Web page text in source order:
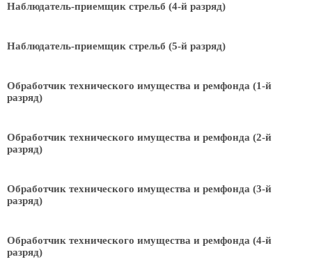
Наблюдатель-приемщик стрельб (4-й разряд)
Наблюдатель-приемщик стрельб (5-й разряд)
Обработчик технического имущества и ремфонда (1-й
разряд)
Обработчик технического имущества и ремфонда (2-й
разряд)
Обработчик технического имущества и ремфонда (3-й
разряд)
Обработчик технического имущества и ремфонда (4-й
разряд)